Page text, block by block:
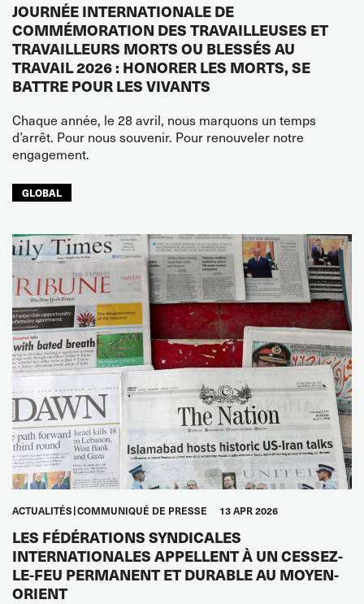
JOURNÉE INTERNATIONALE DE
COMMÉMORATION DES TRAVAILLEUSES ET
TRAVAILLEURS MORTS OU BLESSÉS AU
TRAVAIL 2026 : HONORER LES MORTS, SE
BATTRE POUR LES VIVANTS
Chaque année, le 28 avril, nous marquons un temps
d’arrêt. Pour nous souvenir. Pour renouveler notre
engagement.
GLOBAL
ACTUALITÉS COMMUNIQUÉ DE PRESSE 13 APR 2026
LES FÉDÉRATIONS SYNDICALES
INTERNATIONALES APPELLENT À UN CESSEZ-
LE-FEU PERMANENT ET DURABLE AU MOYEN-
ORIENT